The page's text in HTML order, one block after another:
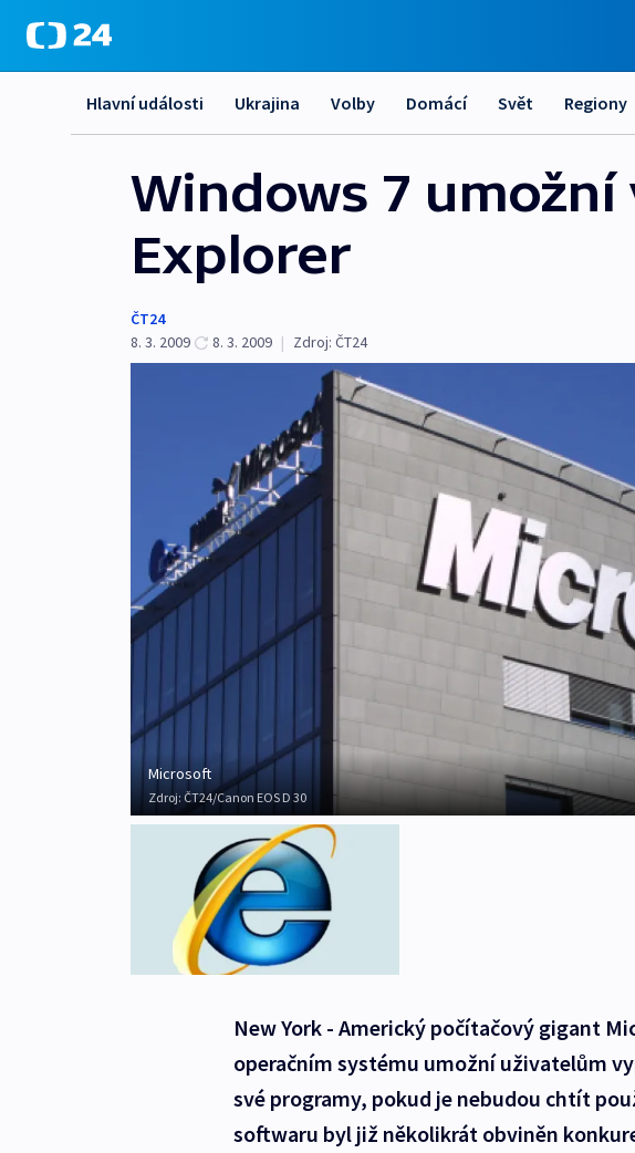
Hlavní události Ukrajina Volby Domácí Svět Regiony
Windows 7
Explorer
ČT24
8. 3. 2009
8. 3. 2009 | Zdroj: ČT24
Microsoft
Zdroj: ČT24/Canon EOS D 30
New York - Americký počítačový gigant
operačním systému umožní uživatelům
své programy, pokud je nebudou chtít
softwaru byl již několikrát obviněn